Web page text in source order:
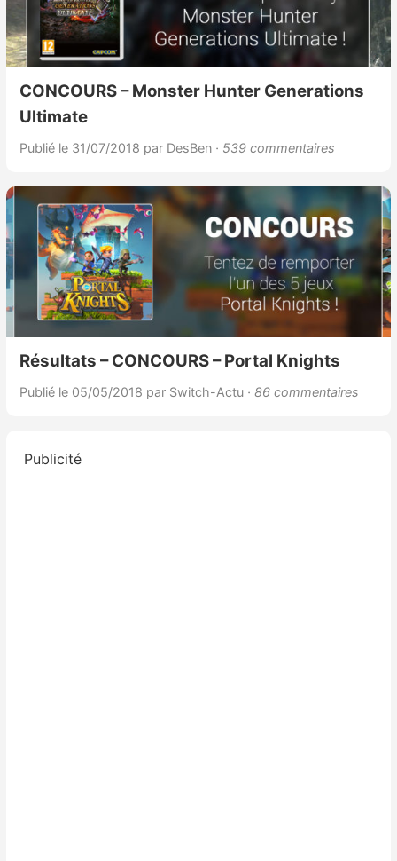
CONCOURS – Monster Hunter Generations
Ultimate
Publié le 31/07/2018 par DesBen · 539 commentaires
Résultats – CONCOURS – Portal Knights
Publié le 05/05/2018 par Switch-Actu · 86 commentaires
Publicité